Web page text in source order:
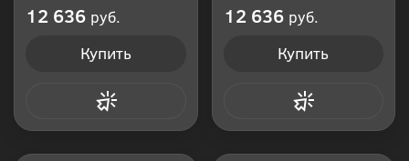
12 636 руб.
Купить
12 636 руб.
Купить